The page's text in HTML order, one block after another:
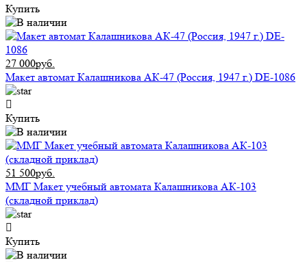
Купить
27 000руб.
Макет автомат Калашникова АК-47 (Россия, 1947 г.) DE-1086
Купить
51 500руб.
ММГ Макет учебный автомата Калашникова АК-103
(складной приклад)
Купить